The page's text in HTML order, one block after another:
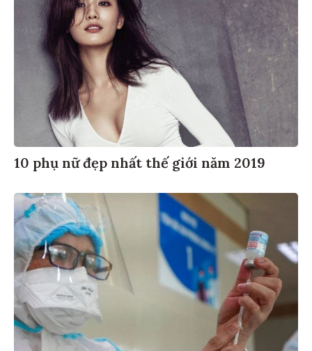
10 phụ nữ đẹp nhất thế giới năm 2019